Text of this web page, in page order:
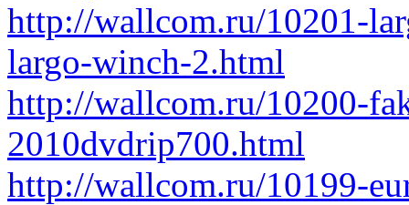
http://wallcom.ru/10201-
largo-winch-2.html
http://wallcom.ru/10200-
2010dvdrip700.html
http://wallcom.ru/10199-